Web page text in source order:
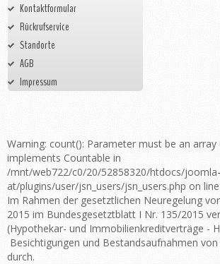
Kontaktformular
Rückrufservice
Standorte
AGB
Impressum
Warning: count(): Parameter must be an
implements Countable in
/mnt/web722/c0/20/52858320/htdocs/joomla-
at/plugins/user/jsn_users/jsn_users.php on
Im Rahmen der gesetztlichen Neuregelung
2015 im Bundesgesetztblatt I Nr. 135/2015
(Hypothekar- und Immobilienkreditverträge -
Besichtigungen und Bestandsaufnahmen
durch.